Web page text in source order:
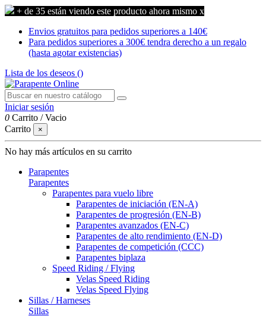
+ de 35 están viendo este producto ahora mismo x
Envios gratuitos para pedidos superiores a 140€
Para pedidos superiores a 300€ tendra derecho a un regalo
(hasta agotar existencias)
Lista de los deseos ()
Iniciar sesión
0 Carrito /Vacio
Carrito
×
No hay más artículos en su carrito
Parapentes
Parapentes
Parapentes para vuelo libre
Parapentes de iniciación (EN-A)
Parapentes de progresión (EN-B)
Parapentes avanzados (EN-C)
Parapentes de alto rendimiento (EN-D)
Parapentes de competición (CCC)
Parapentes biplaza
Speed Riding / Flying
Velas Speed Riding
Velas Speed Flying
Sillas / Harneses
Sillas